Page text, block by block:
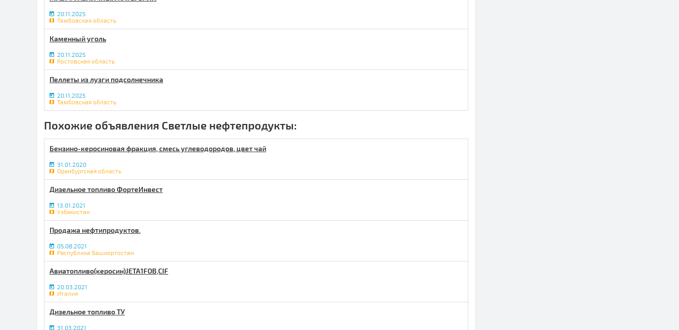
20.11.2025
Тамбовская область
Каменный уголь
20.11.2025
Ростовская область
Пеллеты из лузги подсолнечника
20.11.2025
Тамбовская область
Похожие объявления Светлые нефтепродукты:
Бензино-керосиновая фракция, смесь углеводородов, цвет чай
31.01.2020
Оренбургская область
Дизельное топливо ФортеИнвест
13.01.2021
Узбекистан
Продажа нефтипродуктов.
05.08.2021
Республика Башкортостан
Авиатопливо(керосин)JETA1FOB,CIF
20.03.2021
Италия
Дизельное топливо ТУ
31.03.2021